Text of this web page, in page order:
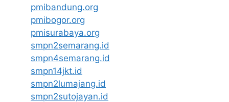
pmibandung.org
pmibogor.org
pmisurabaya.org
smpn2semarang.id
smpn4semarang.id
smpn14jkt.id
smpn2lumajang.id
smpn2sutojayan.id